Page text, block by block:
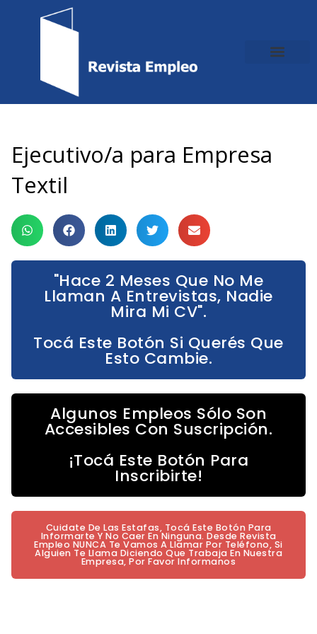
Ejecutivo/a para Empresa
Textil
"Hace 2 Meses Que No Me
Llaman A Entrevistas, Nadie
Mira Mi CV".
Tocá Este Botón Si Querés Que
Esto Cambie.
Algunos Empleos Sólo Son
Accesibles Con Suscripción.
¡Tocá Este Botón Para
Inscribirte!
Cuidate De Las Estafas, Tocá Este Botón Para
Informarte Y No Caer En Ninguna. Desde Revista
Empleo NUNCA Te Vamos A Llamar Por Teléfono, Si
Alguien Te Llama Diciendo Que Trabaja En Nuestra
Empresa, Por Favor Informanos